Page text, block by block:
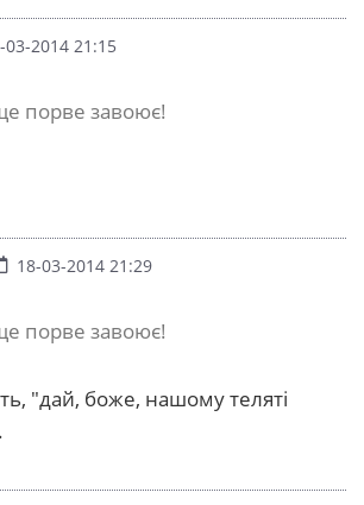
03-2014 21:15
порве завоює!
18-03-2014 21:29
порве завоює!
"дай, боже, нашому теляті
.